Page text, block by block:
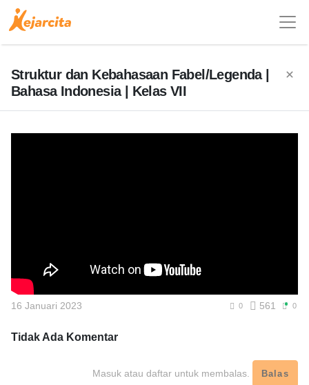
Struktur dan Kebahasaan Fabel/Legenda |
Bahasa Indonesia | Kelas VII
16 Januari 2023 0 561 0
Tidak Ada Komentar
Masuk atau daftar untuk membalas. Balas